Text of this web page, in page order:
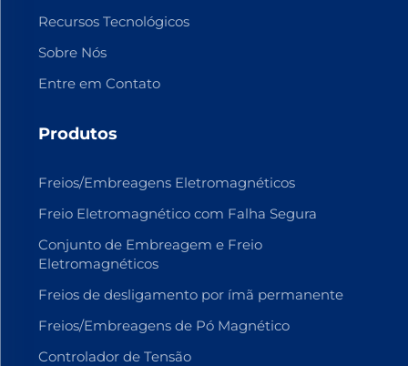
Recursos Tecnológicos
Sobre Nós
Entre em Contato
Produtos
Freios/Embreagens Eletromagnéticos
Freio Eletromagnético com Falha Segura
Conjunto de Embreagem e Freio
Eletromagnéticos
Freios de desligamento por ímã permanente
Freios/Embreagens de Pó Magnético
Controlador de Tensão